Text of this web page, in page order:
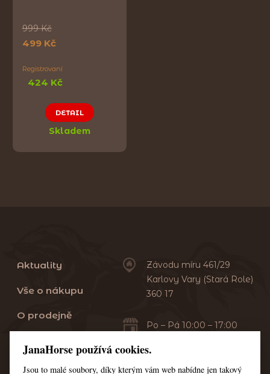
999 Kč
499 Kč
Registrovaní
424 Kč
DETAIL
Skladem
Aktuality
Vše o nákupu
O prodejně
Servis
Závodu míru 461/29
Karlovy Vary (Stará Role)
360 17
Po – Pá 10:00 – 17:00
+420 353 549 410
JanaHorse používá cookies.
Jsou to malé soubory, díky kterým vám web nabídne jen takový